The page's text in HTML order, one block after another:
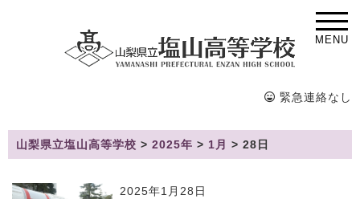
MENU
緊急連絡なし
山梨県立塩山高等学校 > 2025年 > 1月 > 28日
2025年1月28日